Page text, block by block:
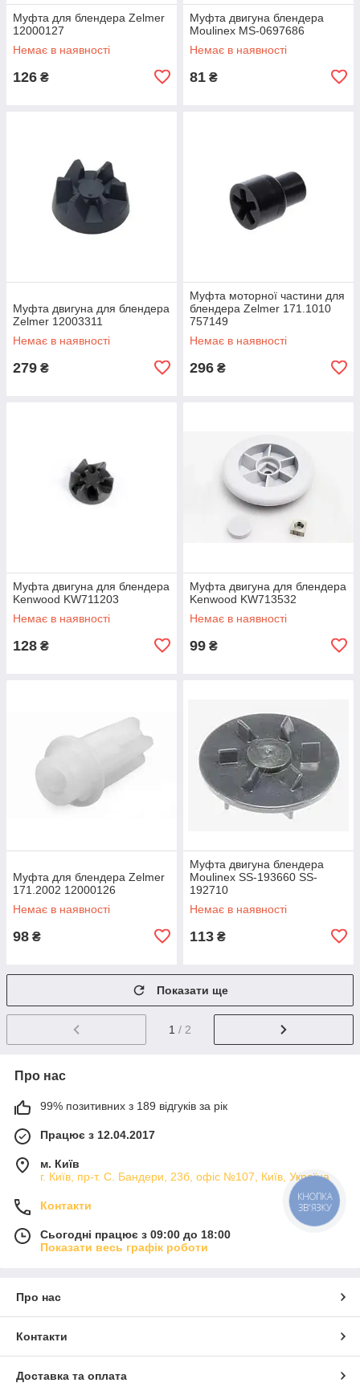
Муфта для блендера Zelmer
12000127
Немає в наявності
126 ₴
Муфта двигуна блендера
Moulinex MS-0697686
Немає в наявності
81 ₴
Муфта двигуна для блендера
Zelmer 12003311
Немає в наявності
279 ₴
Муфта моторної частини для
блендера Zelmer 171.1010
757149
Немає в наявності
296 ₴
Муфта двигуна для блендера
Kenwood KW711203
Немає в наявності
128 ₴
Муфта двигуна для блендера
Kenwood KW713532
Немає в наявності
99 ₴
Муфта для блендера Zelmer
171.2002 12000126
Немає в наявності
98 ₴
Муфта двигуна блендера
Moulinex SS-193660 SS-
192710
Немає в наявності
113 ₴
Показати ще
1 / 2
Про нас
99% позитивних з 189 відгуків за рік
Працює з 12.04.2017
м. Київ
г. Київ, пр-т. С. Бандери, 23б, офіс №107, Київ, Україна
Контакти
Сьогодні працює з 09:00 до 18:00
Показати весь графік роботи
Про нас
Контакти
Доставка та оплата
КНОПКА
ЗВ'ЯЗКУ